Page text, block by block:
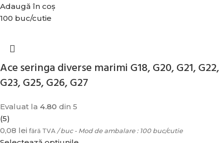
Adaugă în coș
100 buc/cutie
Ace seringa diverse marimi G18, G20, G21, G22,
G23, G25, G26, G27
Evaluat la 4.80 din 5
(5)
0,08 lei fără TVA / buc - Mod de ambalare : 100 buc/cutie